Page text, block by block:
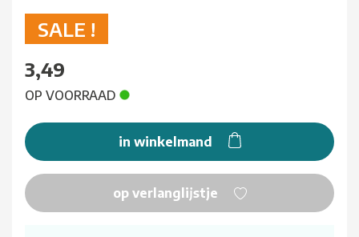
SALE !
3,49
OP VOORRAAD
in winkelmand
op verlanglijstje